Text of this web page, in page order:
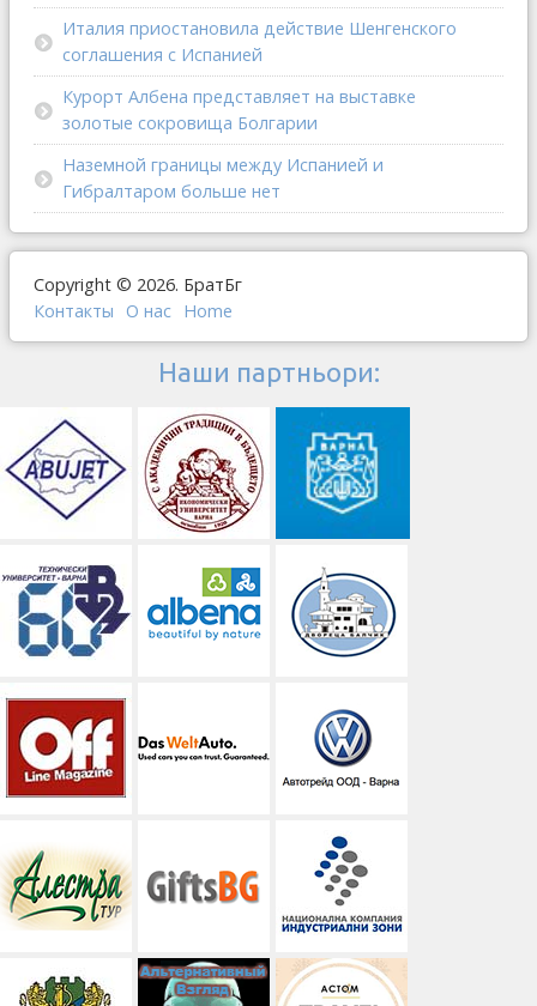
Италия приостановила действие Шенгенского
соглашения с Испанией
Курорт Албена представляет на выставке
золотые сокровища Болгарии
Наземной границы между Испанией и
Гибралтаром больше нет
Copyright © 2026. БратБг
Контакты
О наc Home
Наши партньори: